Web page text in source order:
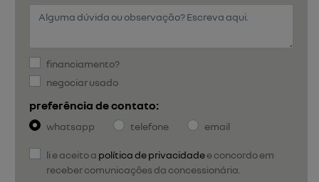
financiamento?
negociar usado
preferência de contato:
whatsapp telefone email
li e aceito a política de privacidadee concordo em
receber comunicações da concessionária.